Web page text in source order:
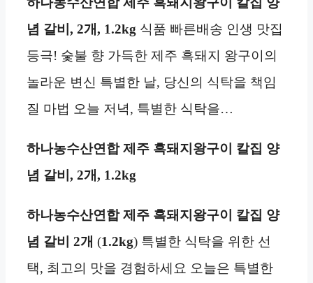
념 갈비, 2개, 1.2kg 식품 빠른배송 인생 맛집
등극! 숯불 향 가득한 제주 흑돼지 왕구이의
놀라운 변신 특별한 날, 당신의 식탁을 책임
질 마법 오늘 저녁, 특별한 식탁을…
하나농수산연합 제주 흑돼지왕구이 칼집 양
념 갈비, 2개, 1.2kg
하나농수산연합 제주 흑돼지왕구이 칼집 양
념 갈비
2개 (1.2kg) 특별한 식탁을 위한 선
택, 최고의 맛을 경험하세요 오늘은 특별한